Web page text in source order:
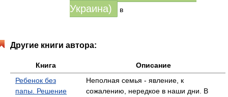
Украина)
в
Другие книги автора:
Книга
Описание
Ребенок без
папы. Решение
Неполная семья - явление, к
сожалению, нередкое в наши дни. В